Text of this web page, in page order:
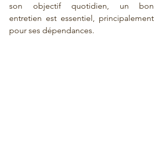
son objectif quotidien, un bon
entretien est essentiel, principalement
pour ses dépendances.